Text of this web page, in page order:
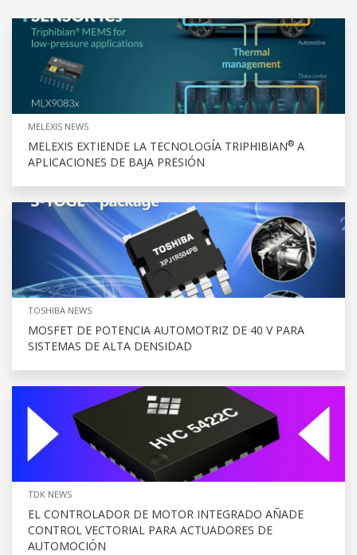
MELEXIS NEWS
MELEXIS EXTIENDE LA TECNOLOGÍA TRIPHIBIAN® A
APLICACIONES DE BAJA PRESIÓN
TOSHIBA NEWS
MOSFET DE POTENCIA AUTOMOTRIZ DE 40 V PARA
SISTEMAS DE ALTA DENSIDAD
TDK NEWS
EL CONTROLADOR DE MOTOR INTEGRADO AÑADE
CONTROL VECTORIAL PARA ACTUADORES DE
AUTOMOCIÓN